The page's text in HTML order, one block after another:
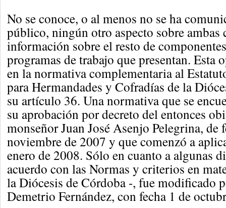
No se conoce, o al menos no se ha
público, ningún otro aspecto sobre ambas
información sobre el resto de
programas de trabajo que presentan. Esta
en la normativa complementaria al
para Hermandades y Cofradías de la
su artículo 36. Una normativa que se
su aprobación por decreto del entonces
monseñor Juan José Asenjo Pelegrina, de
noviembre de 2007 y que comenzó a
enero de 2008. Sólo en cuanto a algunas
acuerdo con las Normas y criterios en
la Diócesis de Córdoba -, fue modificado
Demetrio Fernández, con fecha 1 de